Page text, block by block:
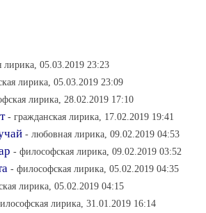
лирика, 05.03.2019 23:23
лирика, 05.03.2019 23:09
лирика, 28.02.2019 17:10
- гражданская лирика, 17.02.2019 19:41
- любовная лирика, 09.02.2019 04:53
- философская лирика, 09.02.2019 03:52
- философская лирика, 05.02.2019 04:35
лирика, 05.02.2019 04:15
лирика, 31.01.2019 16:14